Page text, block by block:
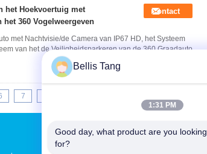
het Hoekvoertuig met
het 360 Vogelweergeven
Contact
met Nachtvisie/de Camera van IP67 HD, het Systeem
van het de Veiligheidsparkeren van de 360 Graadauto
7
Vraag een offerte aan
Bellis Tang
1:31 PM
Good day, what product are you looking
for?